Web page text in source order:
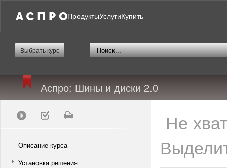
ПродуктыУслугиКупить
Выбрать курс
Аспро: Шины и диски 2.0
Описание курса
Установка решения
Не